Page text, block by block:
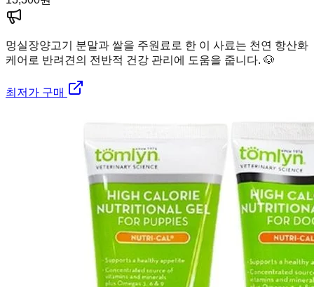
멍실장양고기 분말과 쌀을 주원료로 한 이 사료는 천연 항산화
케어로 반려견의 전반적 건강 관리에 도움을 줍니다. 🐶
최저가 구매